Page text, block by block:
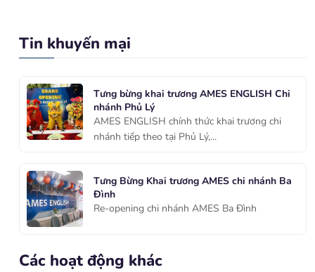
Tin khuyến mại
Tưng bừng khai trương AMES ENGLISH Chi
nhánh Phủ Lý
AMES ENGLISH chính thức khai trương chi
nhánh tiếp theo tại Phủ Lý,...
Tưng Bừng Khai trương AMES chi nhánh Ba
Đình
Re-opening chi nhánh AMES Ba Đình
Các hoạt động khác